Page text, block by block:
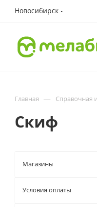
Новосибирск
Главная — Справочная
Скиф
Магазины
Условия оплаты